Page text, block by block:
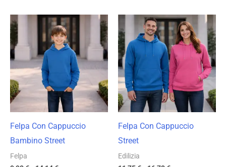
Felpa Con Cappuccio
Bambino Street
Felpa
Fascia
di
prezzo:
da
9,90 €
14,14 €
Felpa Con Cappuccio
Street
Edilizia
Fascia
di
prezzo:
da
11,75 €
a
16,78 €